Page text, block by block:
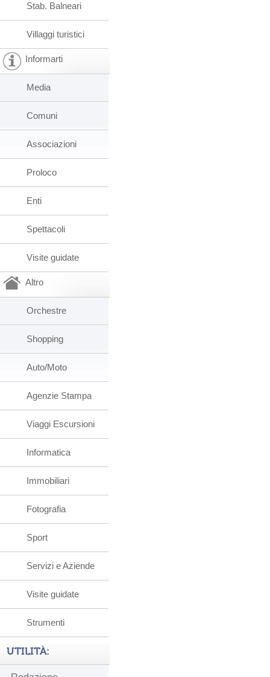
Stab. Balneari
Villaggi turistici
Informarti
Media
Comuni
Associazioni
Proloco
Enti
Spettacoli
Visite guidate
Altro
Orchestre
Shopping
Auto/Moto
Agenzie Stampa
Viaggi Escursioni
Informatica
Immobiliari
Fotografia
Sport
Servizi e Aziende
Visite guidate
Strumenti
UTILITÀ: